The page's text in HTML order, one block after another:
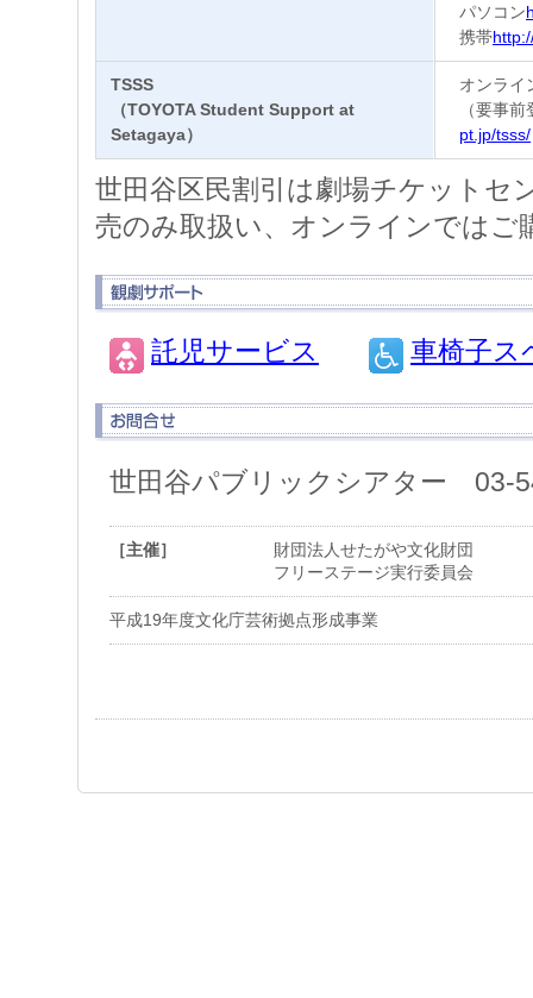
パソコン
携帯
TSSS
（TOYOTA Student Support at
Setagaya）
オンライ
（要事
pt.jp/tsss/
世田谷区民割引は劇場チケットセ
売のみ取扱い、オンラインではご
託児サービス 車椅子ス
世田谷パブリックシアター 03-
［主催］
財団法人せたがや文化財団
フリーステージ実行委員会
平成19年度文化庁芸術拠点形成事業